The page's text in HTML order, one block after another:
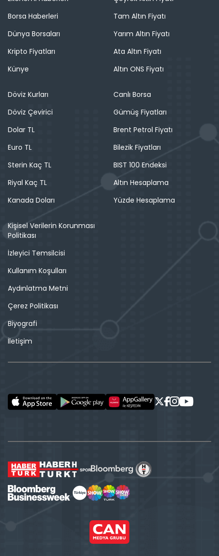
Borsa Haberleri
Dünya Borsaları
Kripto Fiyatları
Künye
Tam Altın Fiyatı
Yarım Altın Fiyatı
Ata Altın Fiyatı
Altın ONS Fiyatı
Döviz Kurları
Döviz Çevirici
Dolar TL
Euro TL
Sterin Kaç TL
Riyal Kaç TL
Kanada Doları
Canlı Borsa
Gümüş Fiyatları
Brent Petrol Fiyatı
Bilezik Fiyatları
BIST 100 Endeksi
Altın Hesaplama
Yüzde Hesaplama
Kişisel Verilerin Korunması
Politikası
İzleyici Temsilcisi
Kullanım Koşulları
Aydınlatma Metni
Çerez Politikası
Biyografi
İletişim